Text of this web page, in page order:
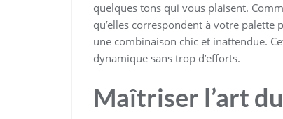
quelques tons qui vous plaisent.
qu’elles correspondent à votre
une combinaison chic et inattendue.
dynamique sans trop d’efforts.
Maîtriser l’art